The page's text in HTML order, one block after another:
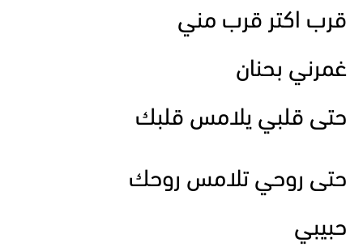
قرب اكتر قرب مني
غمرني بحنان
حتى قلبي يلامس قلبك
حتى روحي تلامس روحك
حبيبي